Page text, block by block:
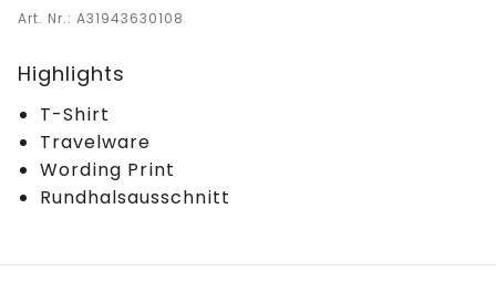
Art. Nr.: A31943630108
Highlights
T-Shirt
Travelware
Wording Print
Rundhalsausschnitt